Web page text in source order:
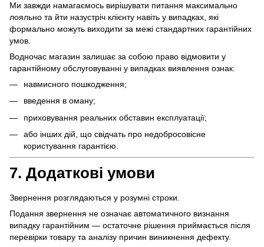
Ми завжди намагаємось вирішувати питання максимально
лояльно та йти назустріч клієнту навіть у випадках, які
формально можуть виходити за межі стандартних гарантійних
умов.
Водночас магазин залишає за собою право відмовити у
гарантійному обслуговуванні у випадках виявлення ознак:
навмисного пошкодження;
введення в оману;
приховування реальних обставин експлуатації;
або інших дій, що свідчать про недобросовісне
користування гарантією.
7. Додаткові умови
Звернення розглядаються у розумні строки.
Подання звернення не означає автоматичного визнання
випадку гарантійним — остаточне рішення приймається після
перевірки товару та аналізу причин виникнення дефекту.